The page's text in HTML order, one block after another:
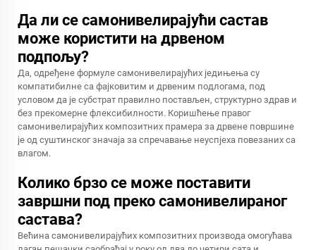
Да ли се самонивелирајући састав
може користити на дрвеном
подпољу?
Да, одређене формуле самонивелирајућих једињења су
компатибилне са фајковитим и дрвеним подлогама, под
условом да је субстрат правилно постављен, структурно здрав и
без прекомерне флексибилности. Коришћење правог
самонивелирајућих композитних прамера за дрвене површине
је од суштинског значаја за спречавање неуспјеха повезаних са
влагом.
Колико брзо се може поставити
завршни под преко самонивелираног
састава?
Већина самонивелирајућих композитних производа омогућава